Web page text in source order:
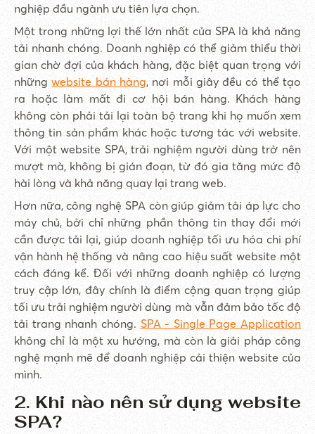
nghiệp đầu ngành ưu tiên lựa chọn.
Một trong những lợi thế lớn nhất của SPA là khả năng
tải nhanh chóng. Doanh nghiệp có thể giảm thiểu thời
gian chờ đợi của khách hàng, đặc biệt quan trọng với
nhữngwebsite bán hàng, nơi mỗi giây đều có thể tạo
ra hoặc làm mất đi cơ hội bán hàng. Khách hàng
không còn phải tải lại toàn bộ trang khi họ muốn xem
thông tin sản phẩm khác hoặc tương tác với website.
Với một website SPA, trải nghiệm người dùng trở nên
mượt mà, không bị gián đoạn, từ đó gia tăng mức độ
hài lòng và khả năng quay lại trang web.
Hơn nữa, công nghệ SPA còn giúp giảm tải áp lực cho
máy chủ, bởi chỉ những phần thông tin thay đổi mới
cần được tải lại, giúp doanh nghiệp tối ưu hóa chi phí
vận hành hệ thống và nâng cao hiệu suất website một
cách đáng kể. Đối với những doanh nghiệp có lượng
truy cập lớn, đây chính là điểm cộng quan trọng giúp
tối ưu trải nghiệm người dùng mà vẫn đảm bảo tốc độ
tải trang nhanh chóng. SPA - Single Page Application
không chỉ là một xu hướng, mà còn là giải pháp công
nghệ mạnh mẽ để doanh nghiệp cải thiện website của
mình.
2. Khi nào nên sử dụng website
SPA?